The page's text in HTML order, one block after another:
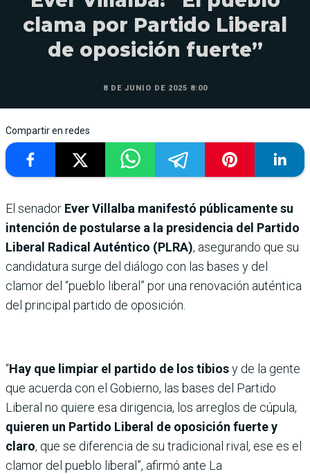
clama por Partido Liberal
de oposición fuerte”
8 DE JUNIO DE 2025 8:00
Compartir en redes
El senador Ever Villalba manifestó públicamente su
intención de postularse a la presidencia del Partido
Liberal Radical Auténtico (PLRA), asegurando que su
candidatura surge del diálogo con las bases y del
clamor del “pueblo liberal” por una renovación auténtica
del principal partido de oposición.
“Hay que limpiar el partido de los tibiosy de la gente
que acuerda con el Gobierno, las bases del Partido
Liberal no quiere esa dirigencia, los arreglos de cúpula,
quieren un Partido Liberal de oposición fuerte y
claro, que se diferencia de su tradicional rival, ese es el
clamor del pueblo liberal”, afirmó ante La